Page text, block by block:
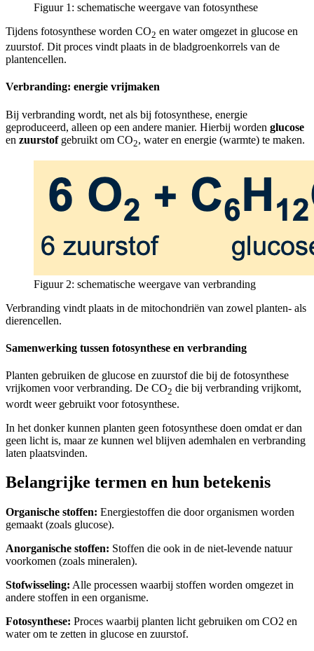
Figuur 1: schematische weergave van fotosynthese
Tijdens fotosynthese worden CO2 en water omgezet in glucose en
zuurstof. Dit proces vindt plaats in de bladgroenkorrels van de
plantencellen.
Verbranding: energie vrijmaken
Bij verbranding wordt, net als bij fotosynthese, energie
geproduceerd, alleen op een andere manier. Hierbij worden glucose
en zuurstofgebruikt om CO2, water en energie (warmte) te maken.
Figuur 2: schematische weergave van verbranding
Verbranding vindt plaats in de mitochondriën van zowel planten- als
dierencellen.
Samenwerking tussen fotosynthese en verbranding
Planten gebruiken de glucose en zuurstof die bij de fotosynthese
vrijkomen voor verbranding. De CO2 die bij verbranding vrijkomt,
wordt weer gebruikt voor fotosynthese.
In het donker kunnen planten geen fotosynthese doen omdat er dan
geen licht is, maar ze kunnen wel blijven ademhalen en verbranding
laten plaatsvinden.
Belangrijke termen en hun betekenis
Organische stoffen: Energiestoffen die door organismen worden
gemaakt (zoals glucose).
Anorganische stoffen: Stoffen die ook in de niet-levende natuur
voorkomen (zoals mineralen).
Stofwisseling: Alle processen waarbij stoffen worden omgezet in
andere stoffen in een organisme.
Fotosynthese: Proces waarbij planten licht gebruiken om CO2 en
water om te zetten in glucose en zuurstof.